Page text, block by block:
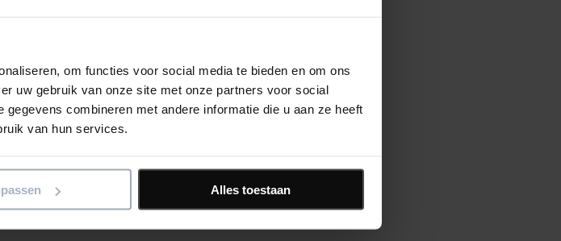
om functies voor social media te bieden en om ons
uw gebruik van onze site met onze partners voor social
combineren met andere informatie die u aan ze heeft
van hun services.
Alles toestaan